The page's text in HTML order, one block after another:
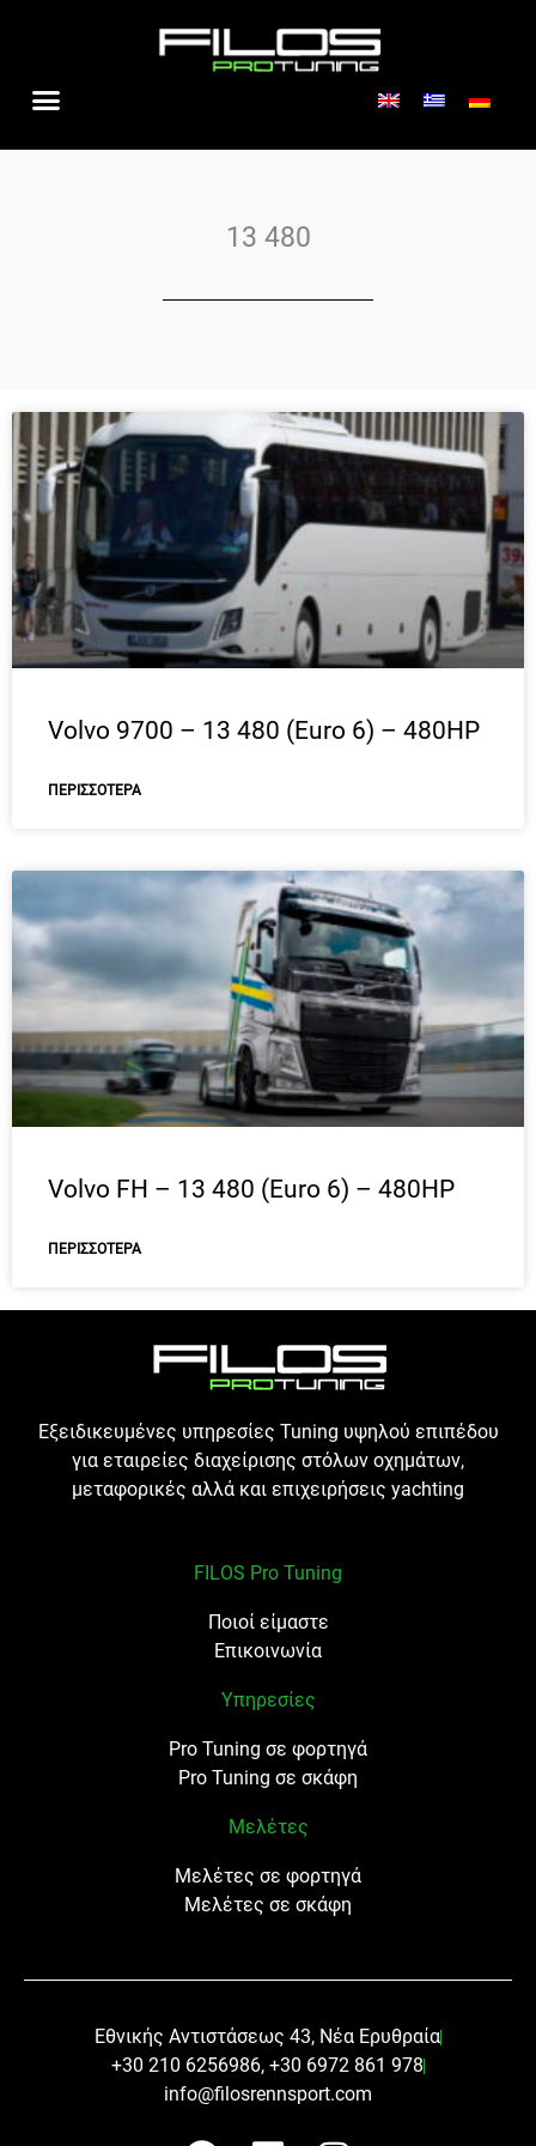
13 480
Volvo 9700 – 13 480 (Euro 6) – 480HP
ΠΕΡΙΣΣΌΤΕΡΑ
Volvo FH – 13 480 (Euro 6) – 480HP
ΠΕΡΙΣΣΌΤΕΡΑ
Εξειδικευμένες υπηρεσίες Tuning υψηλού επιπέδου
για εταιρείες διαχείρισης στόλων οχημάτων,
μεταφορικές αλλά και επιχειρήσεις yachting
FILOS Pro Tuning
Ποιοί είμαστε
Επικοινωνία
Υπηρεσίες
Pro Tuning σε φορτηγά
Pro Tuning σε σκάφη
Μελέτες
Μελέτες σε φορτηγά
Μελέτες σε σκάφη
Εθνικής Αντιστάσεως 43, Νέα Ερυθραία
+30 210 6256986, +30 6972 861 978
info@filosrennsport.com